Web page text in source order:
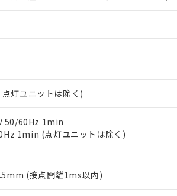
灯ユニットは除く)
50/60Hz 1min
1min (点灯ユニットは除く)
(接点開離1ms以内)
売店や当社販売拠点は「販売ネットワーク
価格結果を当社の事前の承諾なく第三者に
。
イト上で当社にご登録された部品リストに
ービスに関するお客様との取引・商談に必
とは、"個人情報の共同利用に関して"
の
。
どにより、予定月が前後することがありま
ロード
ンロードすることができます。
の非含有証明書
当社基準）
非含有を証明するもので、過去に遡って非
酸エステル類４物質の対応では、対応完
対応日を記載しておりました。
庫切替を完了していることから、特段の
）のすべてが基準値以下であることを示し
において有害物質が外部に漏えいし、環
販売部門へお問い合わせください。
および販売に係わる関係者が違法に輸出す
在庫状況については、お客様のお取引先、
社販売員にご確認ください)
また在庫状況の情報を公開していない機種